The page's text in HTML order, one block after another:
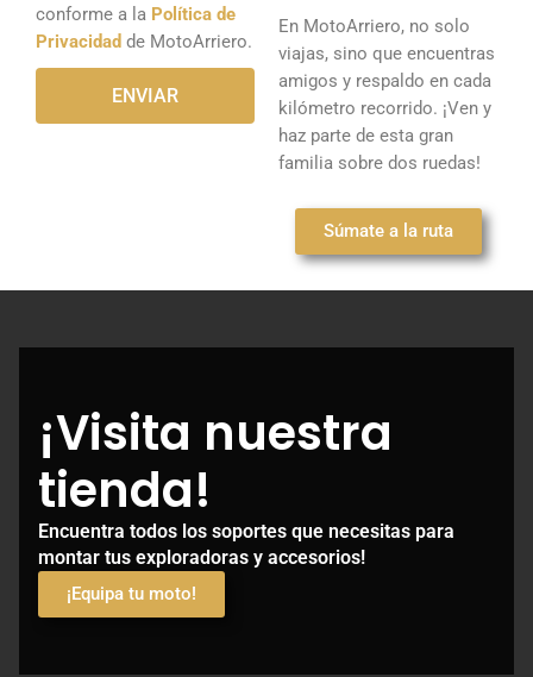
conforme a la Política de
Privacidad de MotoArriero.
ENVIAR
En MotoArriero, no solo
viajas, sino que encuentras
amigos y respaldo en cada
kilómetro recorrido. ¡Ven y
haz parte de esta gran
familia sobre dos ruedas!
Súmate a la ruta
¡Visita nuestra
tienda!
Encuentra todos los soportes que necesitas para
montar tus exploradoras y accesorios!
¡Equipa tu moto!